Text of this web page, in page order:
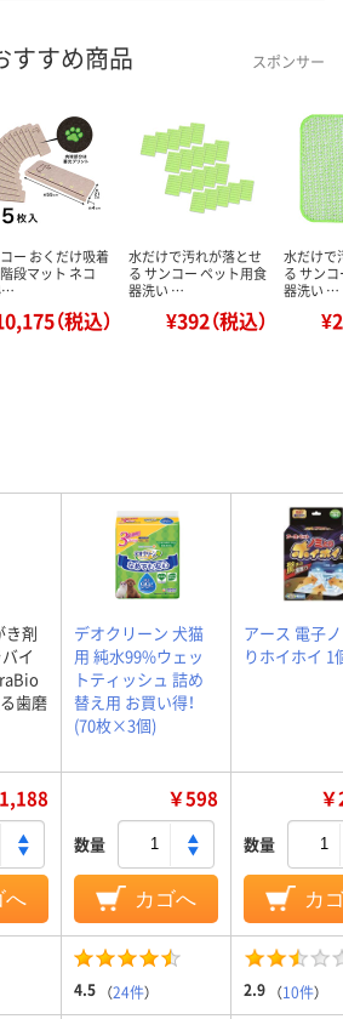
すすめ商品 スポンサー
ー おくだけ吸着
段マット ネコ
（税込）
水だけで汚れが落とせ
る サンコー ペット用食
器洗い …
¥392（税込）
水だけで
る サン
器洗い …
き剤
イ
歯磨
デオクリーン 犬猫
用 純水99%ウェッ
トティッシュ 詰め
替え用 お買い得！
(70枚×3個)
アース 電子
りホイホイ 1
へ
￥598
数量
カゴへ
数量
カ
4.5 （24件） 2.9 （10件）